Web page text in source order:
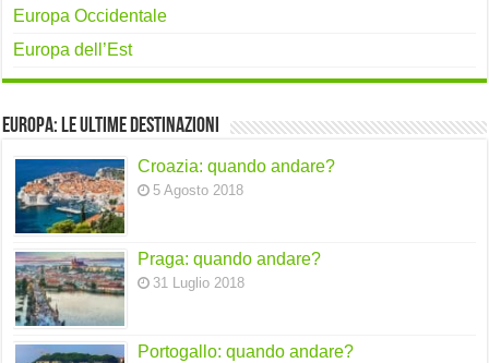
Europa Occidentale
Europa dell’Est
Europa: le ultime destinazioni
Croazia: quando andare?
5 Agosto 2018
Praga: quando andare?
31 Luglio 2018
Portogallo: quando andare?